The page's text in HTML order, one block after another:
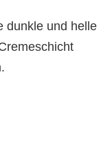
dunkle und helle